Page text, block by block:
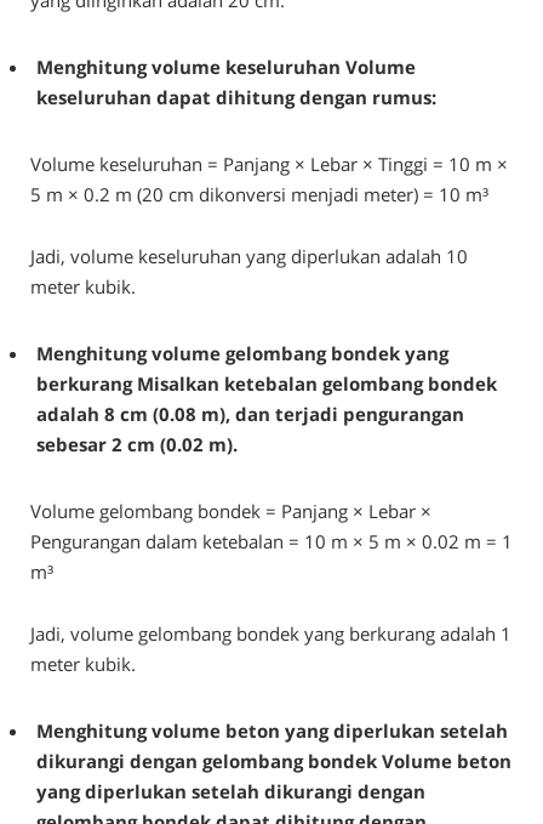
Menghitung volume keseluruhan Volume
keseluruhan dapat dihitung dengan rumus:
Volume keseluruhan = Panjang × Lebar × Tinggi = 10 m ×
5 m × 0.2 m (20 cm dikonversi menjadi meter) = 10 m³
Jadi, volume keseluruhan yang diperlukan adalah 10
meter kubik.
Menghitung volume gelombang bondek yang
berkurang Misalkan ketebalan gelombang bondek
adalah 8 cm (0.08 m), dan terjadi pengurangan
sebesar 2 cm (0.02 m).
Volume gelombang bondek = Panjang × Lebar ×
Pengurangan dalam ketebalan = 10 m × 5 m × 0.02 m = 1
m³
Jadi, volume gelombang bondek yang berkurang adalah 1
meter kubik.
Menghitung volume beton yang diperlukan setelah
dikurangi dengan gelombang bondek Volume beton
yang diperlukan setelah dikurangi dengan